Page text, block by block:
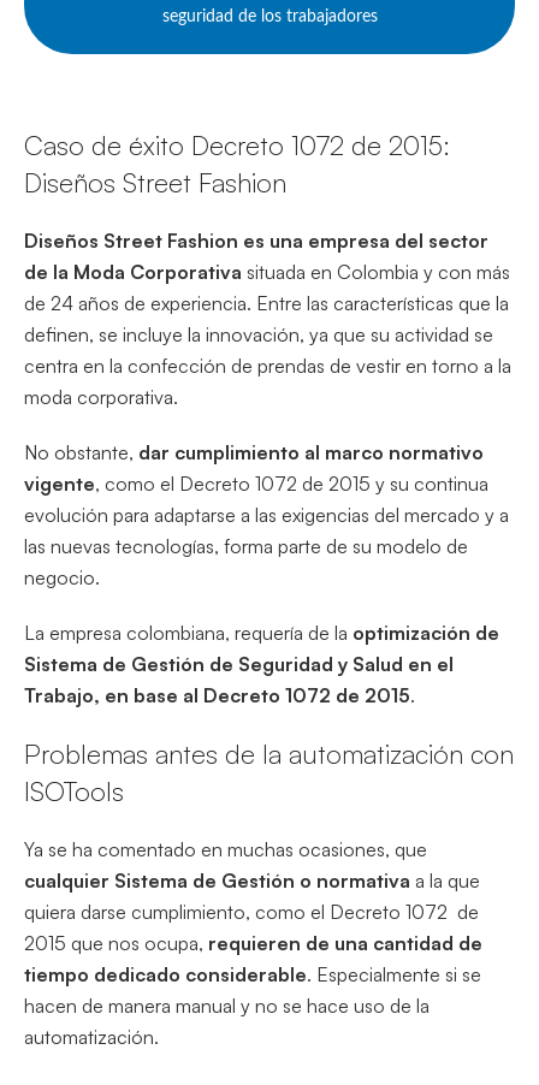
seguridad de los trabajadores
Caso de éxito Decreto 1072 de 2015:
Diseños Street Fashion
Diseños Street Fashion es una empresa del sector
de la Moda Corporativa situada en Colombia y con más
de 24 años de experiencia. Entre las características que la
definen, se incluye la innovación, ya que su actividad se
centra en la confección de prendas de vestir en torno a la
moda corporativa.
No obstante, dar cumplimiento al marco normativo
vigente, como el Decreto 1072 de 2015 y su continua
evolución para adaptarse a las exigencias del mercado y a
las nuevas tecnologías, forma parte de su modelo de
negocio.
La empresa colombiana, requería de la optimización de
Sistema de Gestión de Seguridad y Salud en el
Trabajo, en base al Decreto 1072 de 2015.
Problemas antes de la automatización con
ISOTools
Ya se ha comentado en muchas ocasiones, que
cualquier Sistema de Gestión o normativa a la que
quiera darse cumplimiento, como el Decreto 1072 de
2015 que nos ocupa, requieren de una cantidad de
tiempo dedicado considerable. Especialmente si se
hacen de manera manual y no se hace uso de la
automatización.